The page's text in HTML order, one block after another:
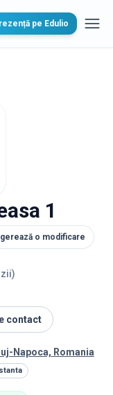
pe Edulio
1
o modificare
)
contact
Napoca, Romania